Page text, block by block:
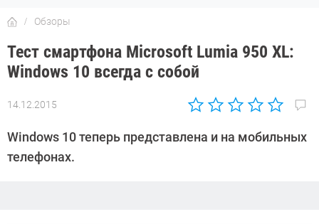
Обзоры
Тест смартфона Microsoft Lumia 950 XL:
Windows 10 всегда с собой
14.12.2015
Автор:
Гришина
Windows 10 теперь представлена и на мобильных
телефонах.